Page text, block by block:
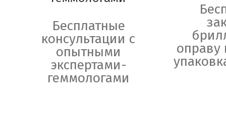
Бесплатные
консультации с
опытными
экспертами-
геммологами
оправу